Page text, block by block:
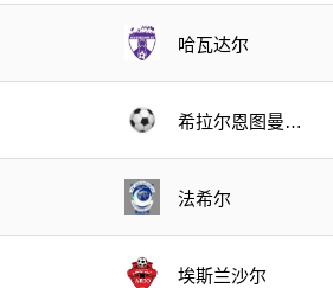
哈瓦达尔
希拉尔恩图曼B
法希尔
埃斯兰沙尔